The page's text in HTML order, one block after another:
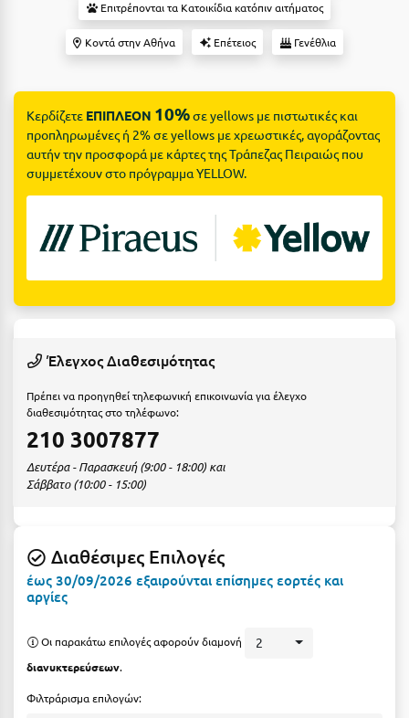
Βραχάτι Κορινθίας
Γ
Γαλαξiδι
Γλυφάδα
Γρεβενά
Δ
Δελφοί
Ε
Ελληνικό Αρκαδίας
Ερέτρια
Ερμιόνη
Ευρυτανία
Δες όλα τα πακέτα διακοπών
Επιτρέπονται τα Κατοικίδια κατόπιν αιτήματος
Κοντά στην Αθήνα Επέτειος Γενέθλια
Κερδίζετε ΕΠΙΠΛΕΟΝ 10%σε yellows με πιστωτικές και
προπληρωμένες ή 2% σε yellows με χρεωστικές, αγοράζοντας
αυτήν την προσφορά με κάρτες της Τράπεζας Πειραιώς που
συμμετέχουν στο πρόγραμμα YELLOW.
Έλεγχος Διαθεσιμότητας
Πρέπει να προηγηθεί τηλεφωνική επικοινωνία για έλεγχο
διαθεσιμότητας στο τηλέφωνο:
210 3007877
Δευτέρα - Παρασκευή (9:00 - 18:00) και
Σάββατο (10:00 - 15:00)
Διαθέσιμες Επιλογές
έως 30/09/2026 εξαιρούνται επίσημες εορτές και
αργίες
Οι παρακάτω επιλογές αφορούν διαμονή 2
διανυκτερεύσεων.
Φιλτράρισμα επιλογών: